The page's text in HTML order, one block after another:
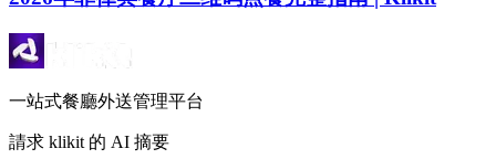
一站式餐廳外送管理平台
請求 klikit 的 AI 摘要